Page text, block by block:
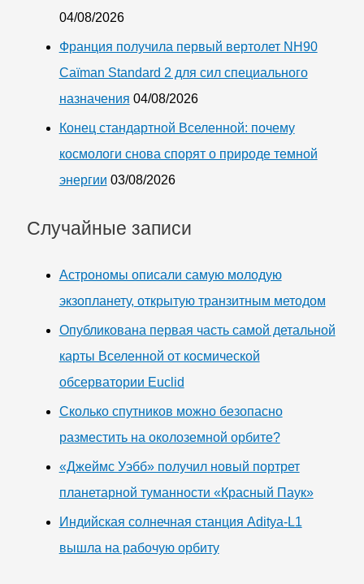
04/08/2026
Франция получила первый вертолет NH90
Caïman Standard 2 для сил специального
назначения 04/08/2026
Конец стандартной Вселенной: почему
космологи снова спорят о природе темной
энергии 03/08/2026
Случайные записи
Астрономы описали самую молодую
экзопланету, открытую транзитным методом
Опубликована первая часть самой детальной
карты Вселенной от космической
обсерватории Euclid
Сколько спутников можно безопасно
разместить на околоземной орбите?
«Джеймс Уэбб» получил новый портрет
планетарной туманности «Красный Паук»
Индийская солнечная станция Aditya-L1
вышла на рабочую орбиту